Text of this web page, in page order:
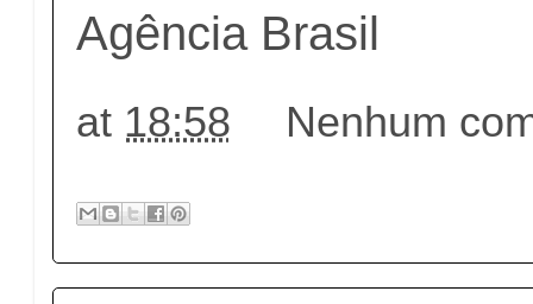
Agência Brasil
at 18:58 Nenhum